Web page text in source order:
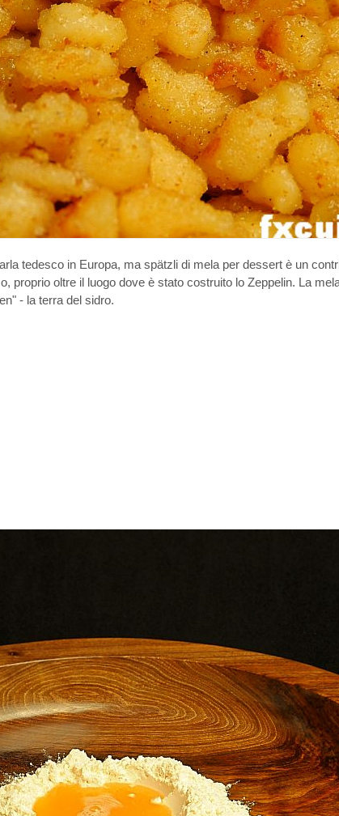
tedesco in Europa, ma spätzli di mela per dessert è un
proprio oltre il luogo dove è stato costruito lo Zeppelin. La
- la terra del sidro.